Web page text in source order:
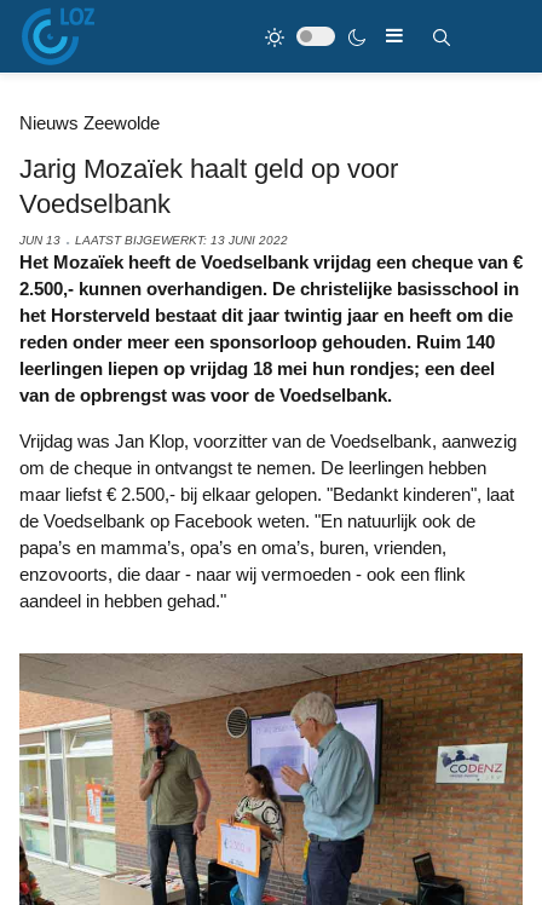
Nieuws Zeewolde
Jarig Mozaïek haalt geld op voor
Voedselbank
JUN 13 LAATST BIJGEWERKT: 13 JUNI 2022
Het Mozaïek heeft de Voedselbank vrijdag een cheque van €
2.500,- kunnen overhandigen. De christelijke basisschool in
het Horsterveld bestaat dit jaar twintig jaar en heeft om die
reden onder meer een sponsorloop gehouden. Ruim 140
leerlingen liepen op vrijdag 18 mei hun rondjes; een deel
van de opbrengst was voor de Voedselbank.
Vrijdag was Jan Klop, voorzitter van de Voedselbank, aanwezig
om de cheque in ontvangst te nemen. De leerlingen hebben
maar liefst € 2.500,- bij elkaar gelopen. "Bedankt kinderen", laat
de Voedselbank op Facebook weten. "En natuurlijk ook de
papa’s en mamma’s, opa’s en oma’s, buren, vrienden,
enzovoorts, die daar - naar wij vermoeden - ook een flink
aandeel in hebben gehad."